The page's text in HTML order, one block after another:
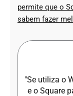
permite que o
sabem fazer
"Se utiliza o
e o Square